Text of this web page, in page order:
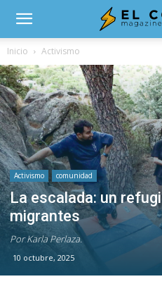
Cohete
Inicio Activismo
Activismo comunidad
La escalada: un
migrantes
Por Karla Perlaza.
10 octubre, 2025